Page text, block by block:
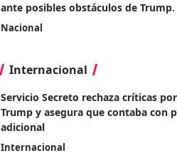
ante posibles obstáculos de Trump.
Nacional
Internacional
Servicio Secreto rechaza críticas
Trump y asegura que contaba con
adicional
Internacional